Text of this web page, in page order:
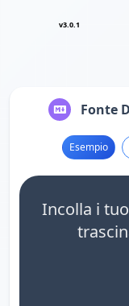
v3.0.1
Fonte
Esempio
Incolla i